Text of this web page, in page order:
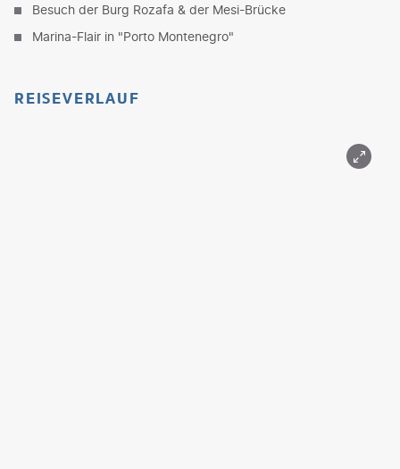
Besuch der Burg Rozafa & der Mesi-Brücke
Marina-Flair in "Porto Montenegro"
REISEVERLAUF